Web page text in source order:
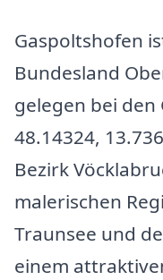
Gaspoltshofen
Bundesland
gelegen bei den
48.14324,
Bezirk
malerischen
Traunsee und
einem